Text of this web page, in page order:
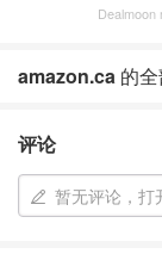
Dealmoon
amazon.ca 的
评论
暂无评论，打